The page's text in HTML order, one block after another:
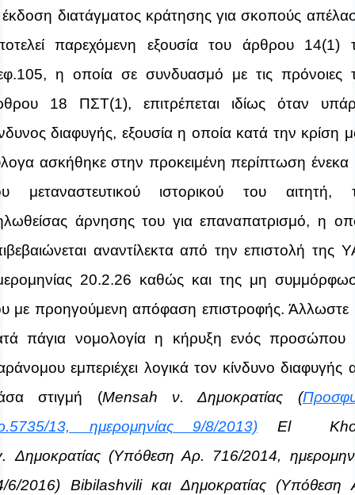
διατάγματος κράτησης για σκοπούς
παρεχόμενη εξουσία του άρθρου 14(1)
η οποία σε συνδυασμό με τις πρόνοιες
18 ΠΣΤ(1), επιτρέπεται ιδίως όταν
διαφυγής, εξουσία η οποία κατά την κρίση
ασκήθηκε στην προκειμένη περίπτωση ένεκα
μεταναστευτικού ιστορικού του αιτητή,
άρνησης του για επαναπατρισμό, η
αναντίλεκτα από την επιστολή της
20.2.26 καθώς και της μη
με προηγούμενη απόφαση επιστροφής. Άλλωστε
πάγια νομολογία η κήρυξη ενός προσώπου
εμπεριέχει λογικά τον κίνδυνο διαφυγής
στιγμή (Mensah ν. Δημοκρατίας (
13, ημερομηνίας 9/8/2013)
El
. Δημοκρατίας (Υπόθεση Αρ. 716/2014,
6/2016) Bibilashviliκαι Δημοκρατίας(Υπόθεση